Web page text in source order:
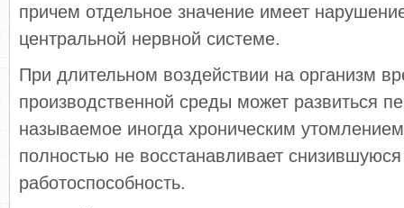
причем отдельное значение имеет
центральной нервной системе.
При длительном воздействии на организм
производственной среды может развиться
называемое иногда хроническим
полностью не восстанавливает
работоспособность.